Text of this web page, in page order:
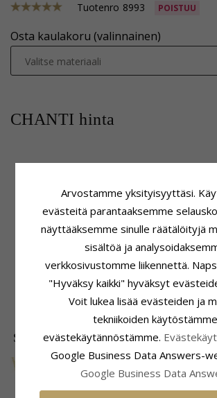
Tuotenro 8993 POISTUU
Osta kaulakoru (valinnainen)
Valitse materiaali
CHANTI hinta
Riipus
Jalometalli: Hopeaa
Jalometalli:8 Karaatin Kultaa
Kiiltävä
Lukumäärä:1
Hionta:
Väri: Valkoinen
Zirkoni
7,5 mm
3,5 mm
Toimitusaika
Toimitusaika:
SUOSITUIMMAT TUOTTEET
Arvostamme yksityisyyttäsi.
evästeitä parantaaksemme
näyttääksemme sinulle räätälöityjä
sisältöä ja
verkkosivustomme liikennettä.
"Hyväksy kaikki" hyväksyt
Voit lukea lisää evästeiden ja
tekniikoiden käytöstämme
evästekäytännöstämme.
Google Business Data Answers-
Google Business Data